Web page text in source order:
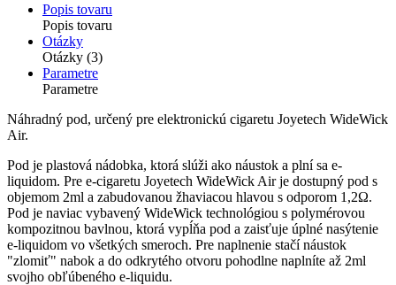
Popis tovaru
Popis tovaru
Otázky
Otázky (3)
Parametre
Parametre
Náhradný pod, určený pre elektronickú cigaretu Joyetech WideWick
Air.
Pod je plastová nádobka, ktorá slúži ako náustok a plní sa e-
liquidom. Pre e-cigaretu Joyetech WideWick Air je dostupný pod s
objemom 2ml a zabudovanou žhaviacou hlavou s odporom 1,2Ω.
Pod je naviac vybavený WideWick technológiou s polymérovou
kompozitnou bavlnou, ktorá vypĺňa pod a zaisťuje úplné nasýtenie
e-liquidom vo všetkých smeroch. Pre naplnenie stačí náustok
"zlomiť" nabok a do odkrytého otvoru pohodlne naplníte až 2ml
svojho obľúbeného e-liquidu.